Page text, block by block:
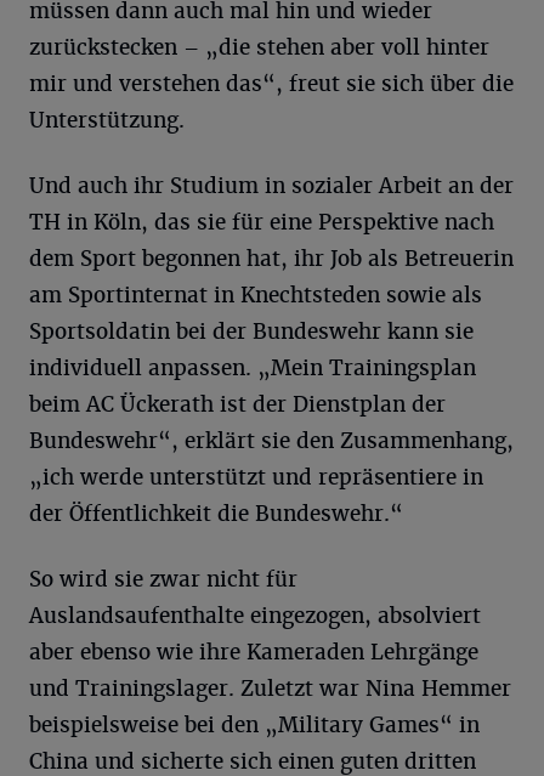
müssen dann auch mal hin und wieder
zurückstecken – „die stehen aber voll hinter
mir und verstehen das“, freut sie sich über die
Unterstützung.
Und auch ihr Studium in sozialer Arbeit an der
TH in Köln, das sie für eine Perspektive nach
dem Sport begonnen hat, ihr Job als Betreuerin
am Sportinternat in Knechtsteden sowie als
Sportsoldatin bei der Bundeswehr kann sie
individuell anpassen. „Mein Trainingsplan
beim AC Ückerath ist der Dienstplan der
Bundeswehr“, erklärt sie den Zusammenhang,
„ich werde unterstützt und repräsentiere in
der Öffentlichkeit die Bundeswehr.“
So wird sie zwar nicht für
Auslandsaufenthalte eingezogen, absolviert
aber ebenso wie ihre Kameraden Lehrgänge
und Trainingslager. Zuletzt war Nina Hemmer
beispielsweise bei den „Military Games“ in
China und sicherte sich einen guten dritten